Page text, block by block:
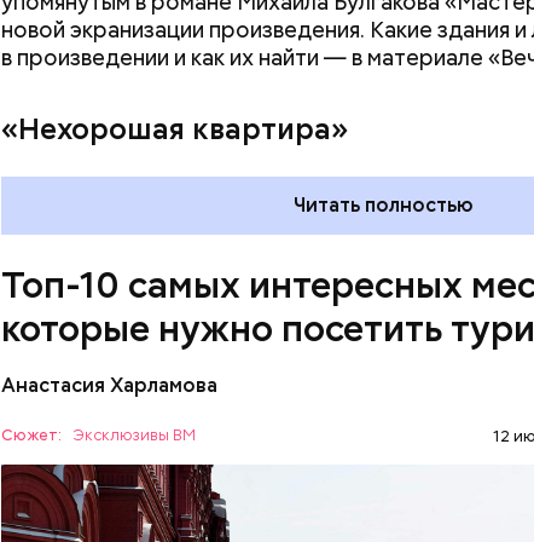
новой экранизации произведения. Какие здания
в произведении и как их найти — в материале
«Нехорошая квартира»
Читать полностью
Топ-10 самых интересных
которые нужно посетить
Анастасия Харламова
Сюжет: Эксклюзивы ВМ 12
Красная площадь считается главной
столицы. Все туристы в первую очередь
чтобы увидеть Московский Кремль, Собор
Мавзолей. Красная площадь — это символ не
ОТДЫХ МОСКВА